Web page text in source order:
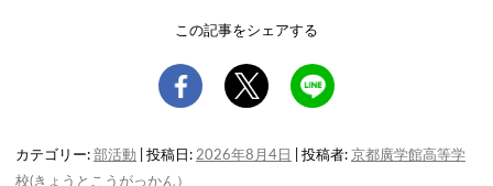
この記事をシェアする
カテゴリー: 部活動 | 投稿日: 2026年8月4日 投稿者: 京都廣学館高等学
校(きょうとこうがっかん）